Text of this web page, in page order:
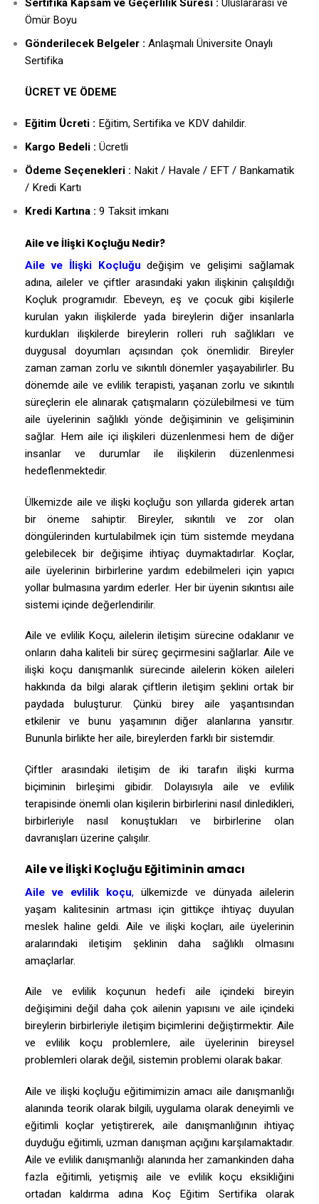
Sertifika Kapsam ve Geçerlilik Süresi : Uluslararası ve
Ömür Boyu
Gönderilecek Belgeler : Anlaşmalı Üniversite Onaylı
Sertifika
ÜCRET VE ÖDEME
Eğitim Ücreti : Eğitim, Sertifika ve KDV dahildir.
Kargo Bedeli : Ücretli
Ödeme Seçenekleri : Nakit / Havale / EFT / Bankamatik
/ Kredi Kartı
Kredi Kartına : 9 Taksit imkanı
Aile ve İlişki Koçluğu Nedir?
Aile veİlişki Koçluğudeğişim ve gelişimi sağlamak
adına, aileler ve çiftler arasındaki yakın ilişkinin çalışıldığı
Koçluk programıdır. Ebeveyn, eş ve çocuk gibi kişilerle
kurulan yakın ilişkilerde yada bireylerin diğer insanlarla
kurdukları ilişkilerde bireylerin rolleri ruh sağlıkları ve
duygusal doyumları açısından çok önemlidir. Bireyler
zaman zaman zorlu ve sıkıntılı dönemler yaşayabilirler. Bu
dönemde aile ve evlilik terapisti, yaşanan zorlu ve sıkıntılı
süreçlerin ele alınarak çatışmaların çözülebilmesi ve tüm
aile üyelerinin sağlıklı yönde değişiminin ve gelişiminin
sağlar. Hem aile içi ilişkileri düzenlenmesi hem de diğer
insanlar ve durumlar ile ilişkilerin düzenlenmesi
hedeflenmektedir.
Ülkemizde aile ve ilişki koçluğu son yıllarda giderek artan
bir öneme sahiptir. Bireyler, sıkıntılı ve zor olan
döngülerinden kurtulabilmek için tüm sistemde meydana
gelebilecek bir değişime ihtiyaç duymaktadırlar. Koçlar,
aile üyelerinin birbirlerine yardım edebilmeleri için yapıcı
yollar bulmasına yardım ederler. Her bir üyenin sıkıntısı aile
sistemi içinde değerlendirilir.
Aile ve evlilik Koçu, ailelerin iletişim sürecine odaklanır ve
onların daha kaliteli bir süreç geçirmesini sağlarlar. Aile ve
ilişki koçu danışmanlık sürecinde ailelerin köken aileleri
hakkında da bilgi alarak çiftlerin iletişim şeklini ortak bir
paydada buluşturur. Çünkü birey aile yaşantısından
etkilenir ve bunu yaşamının diğer alanlarına yansıtır.
Bununla birlikte her aile, bireylerden farklı bir sistemdir.
Çiftler arasındaki iletişim de iki tarafın ilişki kurma
biçiminin birleşimi gibidir. Dolayısıyla aile ve evlilik
terapisinde önemli olan kişilerin birbirlerini nasıl dinledikleri,
birbirleriyle nasıl konuştukları ve birbirlerine olan
davranışları üzerine çalışılır.
Aile ve İlişki Koçluğu Eğitiminin amacı
Aile ve evlilik koçu, ülkemizde ve dünyada ailelerin
yaşam kalitesinin artması için gittikçe ihtiyaç duyulan
meslek haline geldi. Aile ve ilişki koçları, aile üyelerinin
aralarındaki iletişim şeklinin daha sağlıklı olmasını
amaçlarlar.
Aile ve evlilik koçunun hedefi aile içindeki bireyin
değişimini değil daha çok ailenin yapısını ve aile içindeki
bireylerin birbirleriyle iletişim biçimlerini değiştirmektir. Aile
ve evlilik koçu problemlere, aile üyelerinin bireysel
problemleri olarak değil, sistemin problemi olarak bakar.
Aile ve ilişki koçluğu eğitimimizin amacı aile danışmanlığı
alanında teorik olarak bilgili, uygulama olarak deneyimli ve
eğitimli koçlar yetiştirerek, aile danışmanlığının ihtiyaç
duyduğu eğitimli, uzman danışman açığını karşılamaktadır.
Aile ve evlilik danışmanlığı alanında her zamankinden daha
fazla eğitimli, yetişmiş aile ve evlilik koçu eksikliğini
ortadan kaldırma adına Koç Eğitim Sertifika olarak